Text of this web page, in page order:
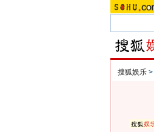
搜狐娱乐 >